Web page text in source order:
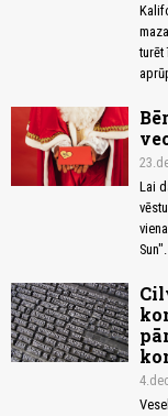
turēt
Lai
Sun".